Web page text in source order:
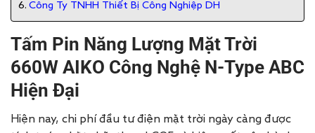
Công Ty TNHH Thiết Bị Công Nghiệp DH
Tấm Pin Năng Lượng Mặt Trời
660W AIKO Công Nghệ N-Type ABC
Hiện Đại
Hiện nay, chi phí đầu tư điện mặt trời ngày càng được